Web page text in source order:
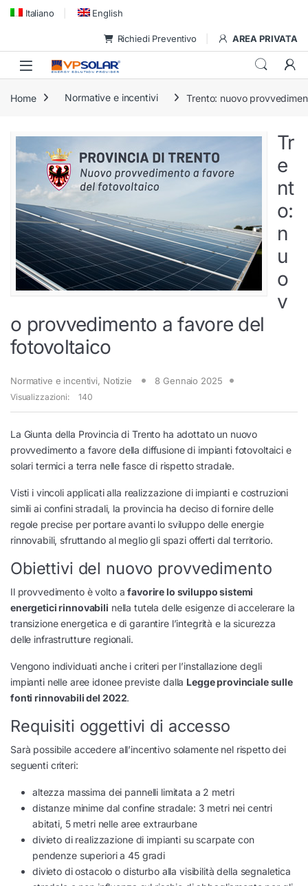
Skip to navigation
Skip to content
Italiano English
Richiedi Preventivo AREA PRIVATA
Home Normative e incentivi Trento: nuovo
Tr
e
nt
o:
n
u
o
v
o provvedimento a favore del
fotovoltaico
Normative e incentivi, Notizie 8 Gennaio 2025
Visualizzazioni: 140
La Giunta della Provincia di Trento ha adottato un nuovo
provvedimento a favore della diffusione di impianti fotovoltaici e
solari termici a terra nelle fasce di rispetto stradale.
Visti i vincoli applicati alla realizzazione di impianti e costruzioni
simili ai confini stradali, la provincia ha deciso di fornire delle
regole precise per portare avanti lo sviluppo delle energie
rinnovabili, sfruttando al meglio gli spazi offerti dal territorio.
Obiettivi del nuovo provvedimento
Il provvedimento è volto afavorire lo sviluppo sistemi
energetici rinnovabili nella tutela delle esigenze di accelerare la
transizione energetica e di garantire l’integrità e la sicurezza
delle infrastrutture regionali.
Vengono individuati anche i criteri per l’installazione degli
impianti nelle aree idonee previste dalla Legge provinciale sulle
fonti rinnovabili del 2022.
Requisiti oggettivi di accesso
Sarà possibile accedere all’incentivo solamente nel rispetto dei
seguenti criteri:
altezza massima dei pannelli limitata a 2 metri
distanze minime dal confine stradale: 3 metri nei centri
abitati, 5 metri nelle aree extraurbane
divieto di realizzazione di impianti su scarpate con
pendenze superiori a 45 gradi
divieto di ostacolo o disturbo alla visibilità della segnaletica